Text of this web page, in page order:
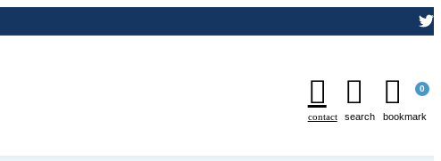

contact

search
 0
bookmark